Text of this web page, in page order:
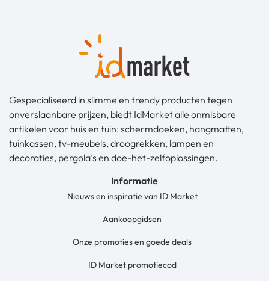
Gespecialiseerd in slimme en trendy producten tegen
onverslaanbare prijzen, biedt IdMarket alle onmisbare
artikelen voor huis en tuin: schermdoeken, hangmatten,
tuinkassen, tv-meubels, droogrekken, lampen en
decoraties, pergola’s en doe-het-zelfoplossingen.
Informatie
Nieuws en inspiratie van ID Market
Aankoopgidsen
Onze promoties en goede deals
ID Market promotiecod